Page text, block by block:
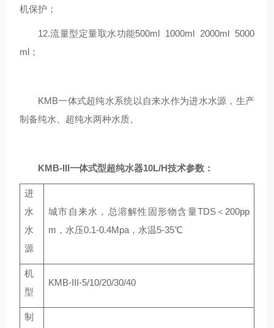
机保护；
12.流量型定量取水功能500ml 1000ml 2000ml 5000
ml；
KMB一体式超纯水系统以自来水作为进水水源，生产
制备纯水、超纯水两种水质。
KMB-III一体式型超纯水器10L/H技术参数：
进
水
水
源
城市自来水，总溶解性固形物含量TDS＜200pp
m，水压0.1-0.4Mpa，水温5-35℃
机
型
KMB-III-5/10/20/30/40
制